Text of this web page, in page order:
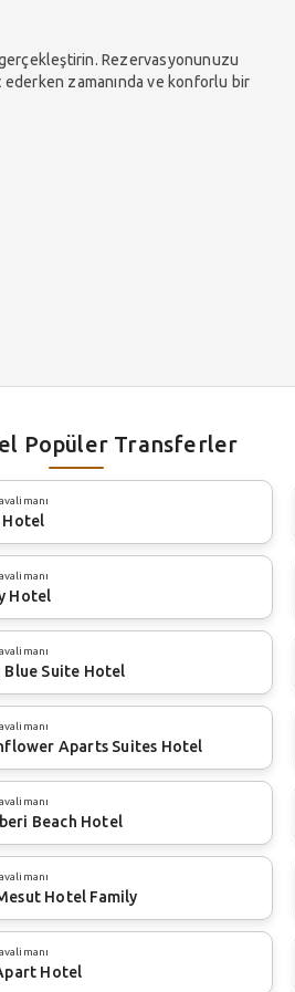
Rezervasyonunuzu
zamanında ve konforlu bir
Popüler Transferler
Hotel
Hotel
Blue Suite Hotel
Aparts Suites Hotel
Beach Hotel
Hotel Family
Hotel